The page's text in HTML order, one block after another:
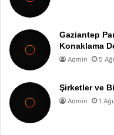
Gaziantep
Konaklama
Admin 5
Şirketler ve
Admin 1